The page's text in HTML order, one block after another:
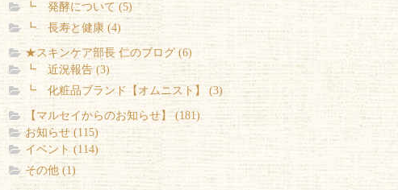
┗ 発酵について (5)
┗ 長寿と健康 (4)
★スキンケア部長 仁のブログ (6)
┗ 近況報告 (3)
┗ 化粧品ブランド【オムニスト】 (3)
【マルセイからのお知らせ】 (181)
お知らせ (115)
イベント (114)
その他 (1)